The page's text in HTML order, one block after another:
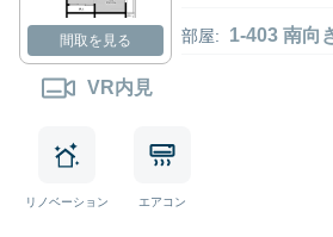
間取を見る
VR内見
部屋: 1-403 南向
リノベーション エアコン